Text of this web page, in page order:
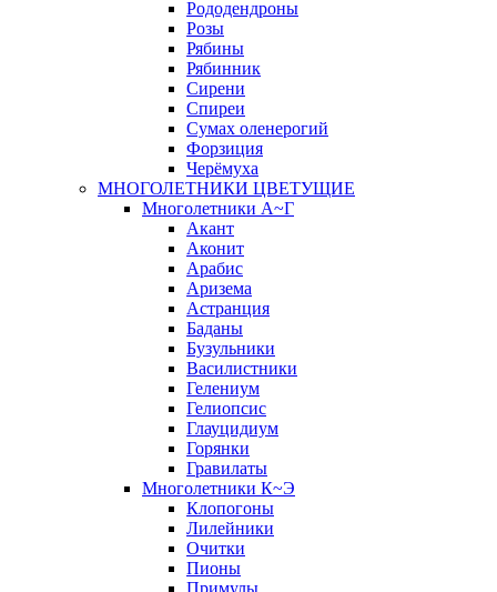
Рододендроны
Розы
Рябины
Рябинник
Сирени
Спиреи
Сумах оленерогий
Форзиция
Черёмуха
МНОГОЛЕТНИКИ ЦВЕТУЩИЕ
Многолетники А~Г
Акант
Аконит
Арабис
Аризема
Астранция
Баданы
Бузульники
Василистники
Гелениум
Гелиопсис
Глауцидиум
Горянки
Гравилаты
Многолетники К~Э
Клопогоны
Лилейники
Очитки
Пионы
Примулы